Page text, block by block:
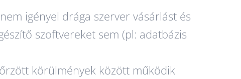
igényel drága szerver vásárlást és
szoftvereket sem (pl: adatbázis
körülmények között működik